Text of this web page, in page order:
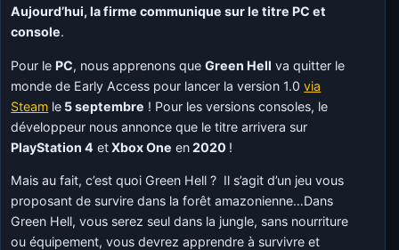
Aujourd’hui, la firme communique sur le titre PC et
console.
Pour le PC, nous apprenons queGreen Hell va quitter le
monde de Early Access pour lancer la version 1.0via
Steam le 5 septembre ! Pour les versions consoles, le
développeur nous annonce que le titre arrivera sur
PlayStation 4 etXbox One en2020 !
Mais au fait, c’est quoi Green Hell ? Il s’agit d’un jeu vous
proposant de survire dans la forêt amazonienne…Dans
Green Hell, vous serez seul dans la jungle, sans nourriture
ou équipement, vous devrez apprendre à survivre et